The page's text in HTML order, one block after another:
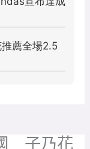
子乃花